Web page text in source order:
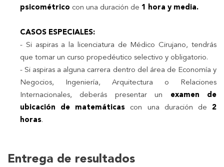
psicométrico con una duración de 1 hora y media.
CASOS ESPECIALES:
- Si aspiras a la licenciatura de Médico Cirujano, tendrás
que tomar un curso propedéutico selectivo y obligatorio.
- Si aspiras a alguna carrera dentro del área de Economía y
Negocios, Ingeniería, Arquitectura o Relaciones
Internacionales, deberás presentar un examen de
ubicación de matemáticas con una duración de 2
horas.
Entrega de resultados